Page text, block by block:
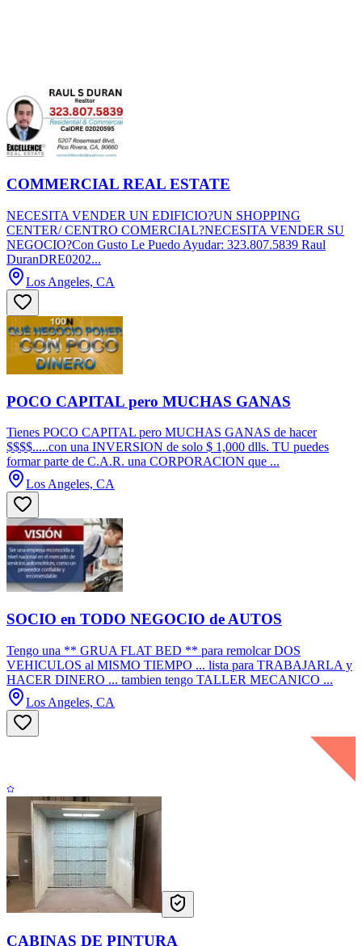
COMMERCIAL REAL ESTATE
NECESITA VENDER UN EDIFICIO?UN SHOPPING
CENTER/ CENTRO COMERCIAL?NECESITA VENDER SU
NEGOCIO?Con Gusto Le Puedo Ayudar: 323.807.5839 Raul
DuranDRE0202...
Los Angeles, CA
POCO CAPITAL pero MUCHAS GANAS
Tienes POCO CAPITAL pero MUCHAS GANAS de hacer
$$$$.....con una INVERSION de solo $ 1,000 dlls. TU puedes
formar parte de C.A.R. una CORPORACION que ...
Los Angeles, CA
SOCIO en TODO NEGOCIO de AUTOS
Tengo una ** GRUA FLAT BED ** para remolcar DOS
VEHICULOS al MISMO TIEMPO ... lista para TRABAJARLA y
HACER DINERO ... tambien tengo TALLER MECANICO ...
Los Angeles, CA
CABINAS DE PINTURA